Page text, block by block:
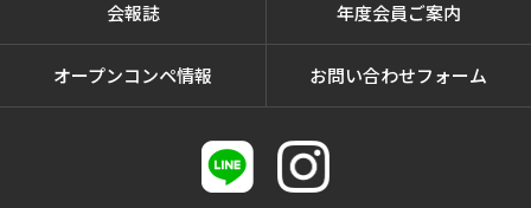
会報誌 年度会員ご案内
オープンコンペ情報 お問い合わせフォーム